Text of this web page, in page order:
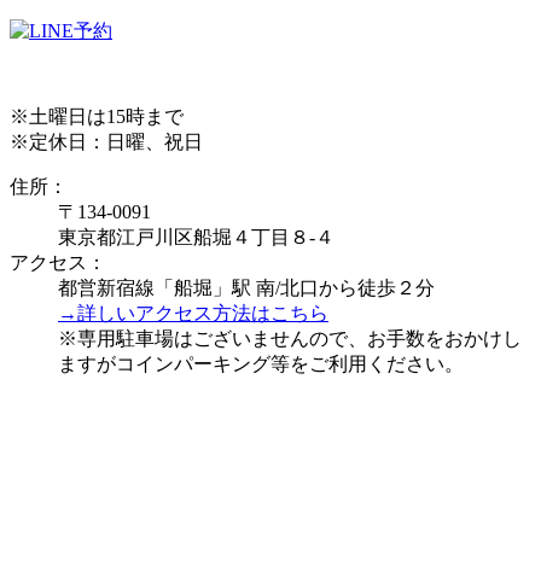
※土曜日は15時まで
※定休日：日曜、祝日
住所：
〒134-0091
東京都江戸川区船堀４丁目８-４
アクセス：
都営新宿線「船堀」駅 南/北口から徒歩２分
→詳しいアクセス方法はこちら
※専用駐車場はございませんので、お手数をおかけし
ますがコインパーキング等をご利用ください。